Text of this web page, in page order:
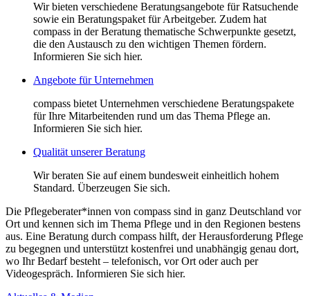
Wir bieten verschiedene Beratungsangebote für Ratsuchende
sowie ein Beratungspaket für Arbeitgeber. Zudem hat
compass in der Beratung thematische Schwerpunkte gesetzt,
die den Austausch zu den wichtigen Themen fördern.
Informieren Sie sich hier.
Angebote für Unternehmen
compass bietet Unternehmen verschiedene Beratungspakete
für Ihre Mitarbeitenden rund um das Thema Pflege an.
Informieren Sie sich hier.
Qualität unserer Beratung
Wir beraten Sie auf einem bundesweit einheitlich hohem
Standard. Überzeugen Sie sich.
Die Pflegeberater*innen von compass sind in ganz Deutschland vor
Ort und kennen sich im Thema Pflege und in den Regionen bestens
aus. Eine Beratung durch compass hilft, der Herausforderung Pflege
zu begegnen und unterstützt kostenfrei und unabhängig genau dort,
wo Ihr Bedarf besteht – telefonisch, vor Ort oder auch per
Videogespräch. Informieren Sie sich hier.